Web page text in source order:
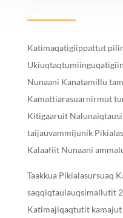
Katimaqatigiippattut
Nunaani Kanatamillu
Kamattiarasuarnirmut
Kitigaaruit
taijauvammijunik
Kalaałiit Nunaani
Taakkua Pikialasursuaq
saqqiqtaulauqsimallutit
Katimajiqaqtutit